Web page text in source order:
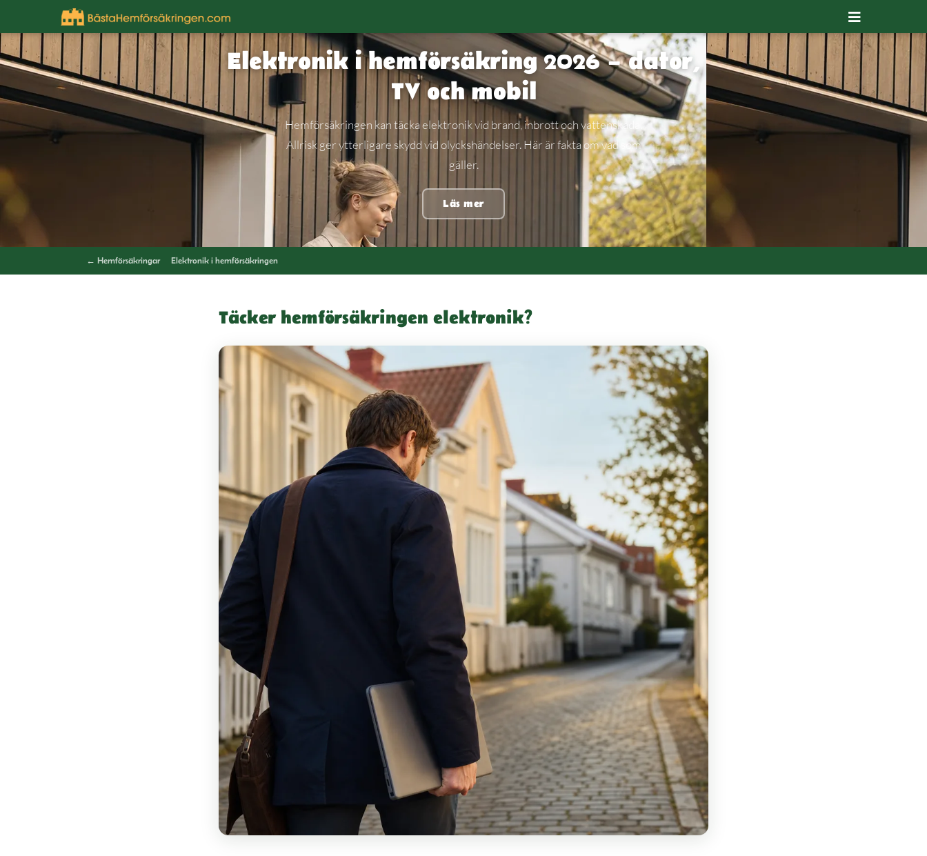
Elektronik i hemförsäkring 2026 – dator,
TV och mobil
Hemförsäkringen kan täcka elektronik vid brand, inbrott och vattenskada.
Allrisk ger ytterligare skydd vid olyckshändelser. Här är fakta om vad som
gäller.
Läs mer
← Hemförsäkringar Elektronik i hemförsäkringen
Täcker hemförsäkringen elektronik?